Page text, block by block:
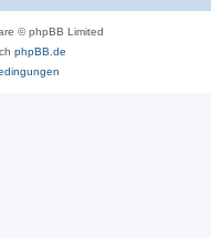
© phpBB Limited
phpBB.de